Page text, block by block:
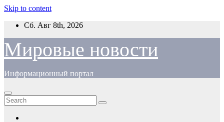
Skip to content
Сб. Авг 8th, 2026
Мировые новости
Информационный портал